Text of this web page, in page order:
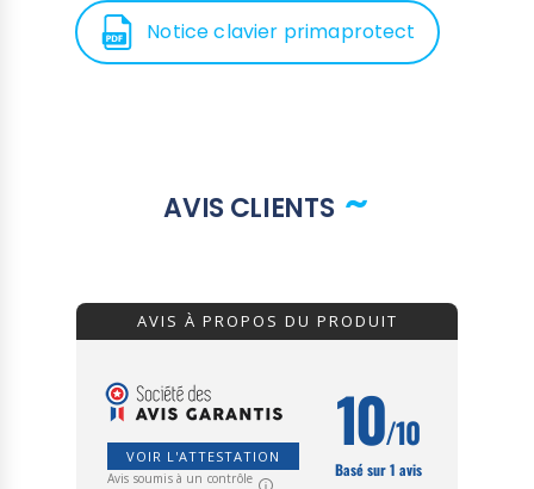
Notice clavier primaprotect
AVIS CLIENTS
AVIS À PROPOS DU PRODUIT
VOIR L'ATTESTATION
Avis soumis à un contrôle
10/10
Basé sur 1 avis